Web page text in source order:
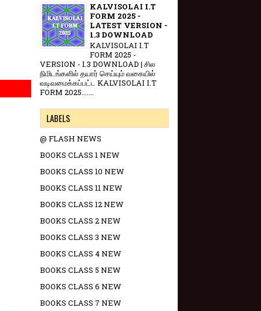
KALVISOLAI I.T
FORM 2025 -
LATEST VERSION -
1.3 DOWNLOAD
KALVISOLAI I.T
FORM 2025 -
VERSION - 1.3 DOWNLOAD | சில
நிமிடங்களில் தயார் செய்யும் வகையில்
வடிவமைக்கப்பட்ட KALVISOLAI I.T
FORM 2025.......
LABELS
@ FLASH NEWS
BOOKS CLASS 1 NEW
BOOKS CLASS 10 NEW
BOOKS CLASS 11 NEW
BOOKS CLASS 12 NEW
BOOKS CLASS 2 NEW
BOOKS CLASS 3 NEW
BOOKS CLASS 4 NEW
BOOKS CLASS 5 NEW
BOOKS CLASS 6 NEW
BOOKS CLASS 7 NEW